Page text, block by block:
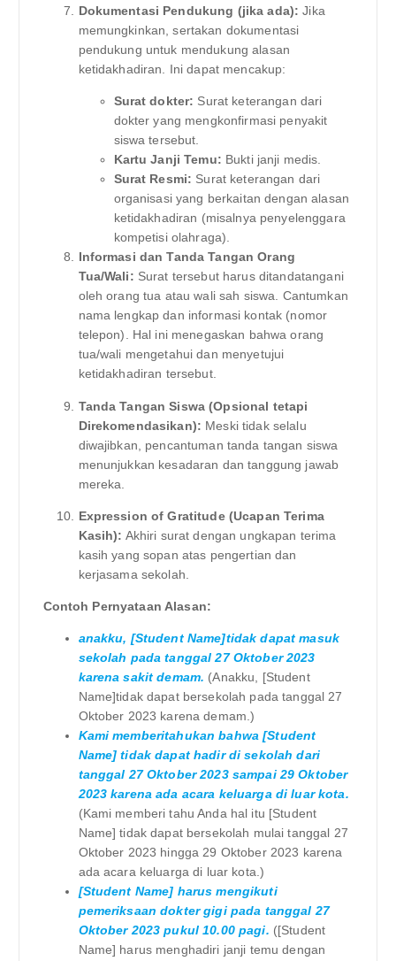
Dokumentasi Pendukung (jika ada): Jika
memungkinkan, sertakan dokumentasi
pendukung untuk mendukung alasan
ketidakhadiran. Ini dapat mencakup:
Surat dokter: Surat keterangan dari
dokter yang mengkonfirmasi penyakit
siswa tersebut.
Kartu Janji Temu: Bukti janji medis.
Surat Resmi: Surat keterangan dari
organisasi yang berkaitan dengan alasan
ketidakhadiran (misalnya penyelenggara
kompetisi olahraga).
Informasi dan Tanda Tangan Orang
Tua/Wali: Surat tersebut harus ditandatangani
oleh orang tua atau wali sah siswa. Cantumkan
nama lengkap dan informasi kontak (nomor
telepon). Hal ini menegaskan bahwa orang
tua/wali mengetahui dan menyetujui
ketidakhadiran tersebut.
Tanda Tangan Siswa (Opsional tetapi
Direkomendasikan): Meski tidak selalu
diwajibkan, pencantuman tanda tangan siswa
menunjukkan kesadaran dan tanggung jawab
mereka.
Expression of Gratitude (Ucapan Terima
Kasih): Akhiri surat dengan ungkapan terima
kasih yang sopan atas pengertian dan
kerjasama sekolah.
Contoh Pernyataan Alasan:
anakku, [Student Name]tidak dapat masuk
sekolah pada tanggal 27 Oktober 2023
karena sakit demam. (Anakku, [Student
Name]tidak dapat bersekolah pada tanggal 27
Oktober 2023 karena demam.)
Kami memberitahukan bahwa [Student
Name] tidak dapat hadir di sekolah dari
tanggal 27 Oktober 2023 sampai 29 Oktober
2023 karena ada acara keluarga di luar kota.
(Kami memberi tahu Anda hal itu [Student
Name] tidak dapat bersekolah mulai tanggal 27
Oktober 2023 hingga 29 Oktober 2023 karena
ada acara keluarga di luar kota.)
[Student Name] harus mengikuti
pemeriksaan dokter gigi pada tanggal 27
Oktober 2023 pukul 10.00 pagi. ([Student
Name] harus menghadiri janji temu dengan